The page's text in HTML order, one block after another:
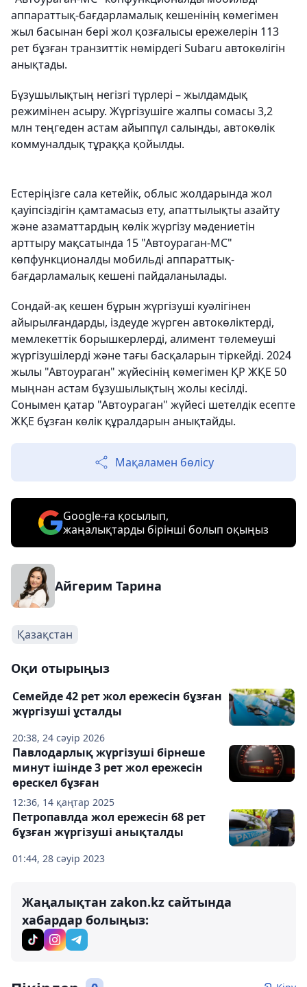
аппараттық-бағдарламалық кешенінің көмегімен
жыл басынан бері жол қозғалысы ережелерін 113
рет бұзған транзиттік нөмірдегі Subaru автокөлігін
анықтады.
Бұзушылықтың негізгі түрлері – жылдамдық
режимінен асыру. Жүргізушіге жалпы сомасы 3,2
млн теңгеден астам айыппұл салынды, автокөлік
коммуналдық тұраққа қойылды.
Естеріңізге сала кетейік, облыс жолдарында жол
қауіпсіздігін қамтамасыз ету, апаттылықты азайту
және азаматтардың көлік жүргізу мәдениетін
арттыру мақсатында 15 "Автоураган-МС"
көпфункционалды мобильді аппараттық-
бағдарламалық кешені пайдаланылады.
Сондай-ақ кешен бұрын жүргізуші куәлігінен
айырылғандарды, іздеуде жүрген автокөліктерді,
мемлекеттік борышкерлерді, алимент төлемеуші
жүргізушілерді және тағы басқаларын тіркейді. 2024
жылы "Автоураган" жүйесінің көмегімен ҚР ЖҚЕ 50
мыңнан астам бұзушылықтың жолы кесілді.
Сонымен қатар "Автоураган" жүйесі шетелдік есепте
ЖҚЕ бұзған көлік құралдарын анықтайды.
Мақаламен бөлісу
Google-ға қосылып,
жаңалықтарды бірінші болып оқыңыз
Айгерим Тарина
Қазақстан
Оқи отырыңыз
20:38, 24 сәуір 2026
Семейде 42 рет жол ережесін бұзған
жүргізуші ұсталды
12:36, 14 қаңтар 2025
Павлодарлық жүргізуші бірнеше
минут ішінде 3 рет жол ережесін
өрескел бұзған
01:44, 28 сәуір 2023
Петропавлда жол ережесін 68 рет
бұзған жүргізуші анықталды
Жаңалықтан zakon.kz сайтында
хабардар болыңыз: